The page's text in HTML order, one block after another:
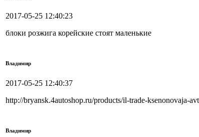
2017-05-25 12:40:23
блоки розжига корейские стоят маленькие
Владимир
2017-05-25 12:40:37
http://bryansk.4autoshop.ru/products/il-trade-ksenonovaja-
Владимир